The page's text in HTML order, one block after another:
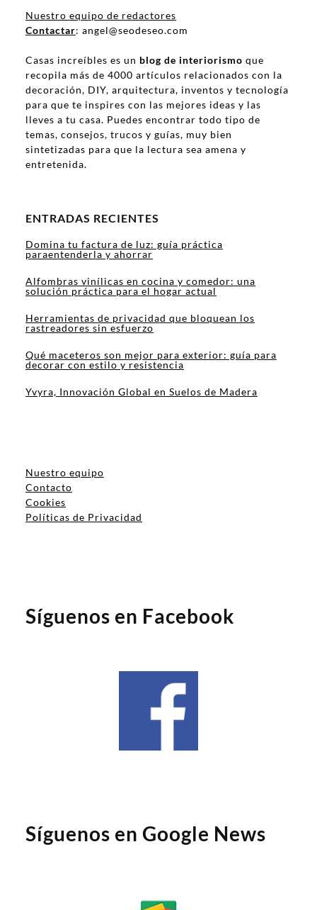
Nuestro equipo de redactores
Contactar: angel@seodeseo.com
Casas increíbles es un blog de interiorismo que
recopila más de 4000 artículos relacionados con la
decoración, DIY, arquitectura, inventos y tecnología
para que te inspires con las mejores ideas y las
lleves a tu casa. Puedes encontrar todo tipo de
temas, consejos, trucos y guías, muy bien
sintetizadas para que la lectura sea amena y
entretenida.
ENTRADAS RECIENTES
Domina tu factura de luz: guía práctica
paraentenderla y ahorrar
Alfombras vinílicas en cocina y comedor: una
solución práctica para el hogar actual
Herramientas de privacidad que bloquean los
rastreadores sin esfuerzo
Qué maceteros son mejor para exterior: guía para
decorar con estilo y resistencia
Yvyra, Innovación Global en Suelos de Madera
Nuestro equipo
Contacto
Cookies
Políticas de Privacidad
Síguenos en Facebook
Síguenos en Google News